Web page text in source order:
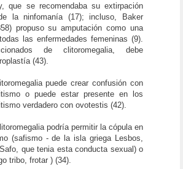
que se recomendaba su extirpación
la ninfomanía (17); incluso, Baker
propuso su amputación como una
las enfermedades femeninas (9).
de clitoromegalia, debe
(43).
puede crear confusión con
o puede estar presente en los
verdadero con ovotestis (42).
podría permitir la cópula en
(safismo - de la isla griega Lesbos,
que tenia esta conducta sexual) o
tribo, frotar ) (34).